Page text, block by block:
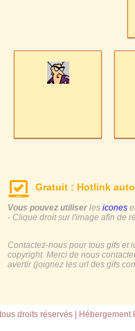
Gratuit : Hotlink
Vous pouvez utiliser les icones
- Clique droit sur l'image afin de
Contactez-nous pour tous gifs et
copyright. Merci de nous
avertir (joignez les url des gifs
droits réservés | Hébergement